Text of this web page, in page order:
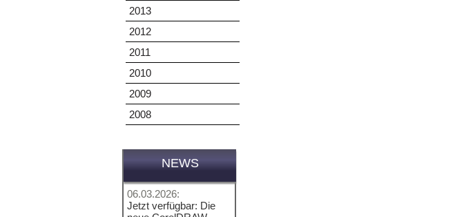
2013
2012
2011
2010
2009
2008
NEWS
06.03.2026:
Jetzt verfügbar: Die